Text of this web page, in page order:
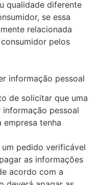
qualidade diferente
se essa
relacionada
pelos
informação pessoal
de solicitar que uma
informação pessoal
empresa tenha
pedido verificável
as informações
acordo com a